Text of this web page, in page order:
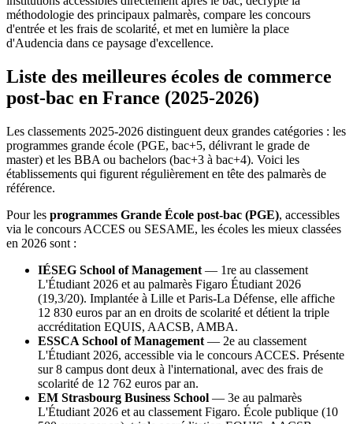
méthodologie des principaux palmarès, compare les concours
d'entrée et les frais de scolarité, et met en lumière la place
d'Audencia dans ce paysage d'excellence.
Liste des meilleures écoles de commerce
post-bac en France (2025-2026)
Les classements 2025-2026 distinguent deux grandes catégories : les
programmes grande école (PGE, bac+5, délivrant le grade de
master) et les BBA ou bachelors (bac+3 à bac+4). Voici les
établissements qui figurent régulièrement en tête des palmarès de
référence.
Pour les programmes Grande École post-bac (PGE), accessibles
via le concours ACCES ou SESAME, les écoles les mieux classées
en 2026 sont :
IÉSEG School of Management — 1re au classement
L'Étudiant 2026 et au palmarès Figaro Étudiant 2026
(19,3/20). Implantée à Lille et Paris-La Défense, elle affiche
12 830 euros par an en droits de scolarité et détient la triple
accréditation EQUIS, AACSB, AMBA.
ESSCA School of Management — 2e au classement
L'Étudiant 2026, accessible via le concours ACCES. Présente
sur 8 campus dont deux à l'international, avec des frais de
scolarité de 12 762 euros par an.
EM Strasbourg Business School — 3e au palmarès
L'Étudiant 2026 et au classement Figaro. École publique (10